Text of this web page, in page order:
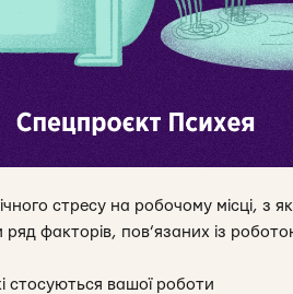
стресу на робочому місці, з
факторів, пов’язаних із
стосуються вашої роботи